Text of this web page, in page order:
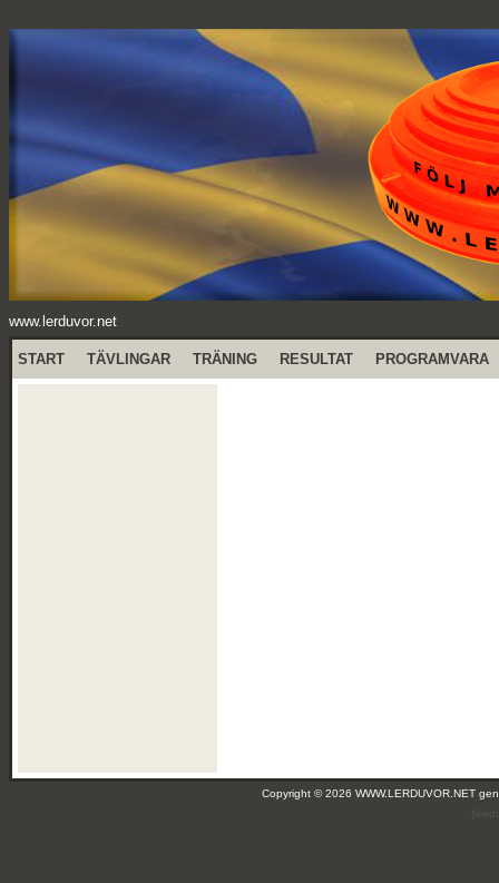
www.lerduvor.net
START TÄVLINGAR TRÄNING RESULTAT PROGRAMVARA
Copyright © 2026 WWW.LERDUVOR.NET